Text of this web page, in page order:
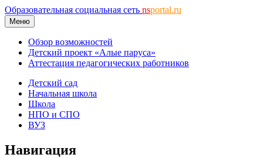
Образовательная социальная сеть nsportal.ru
Меню
Обзор возможностей
Детский проект «Алые паруса»
Аттестация педагогических работников
Детский сад
Начальная школа
Школа
НПО и СПО
ВУЗ
Навигация